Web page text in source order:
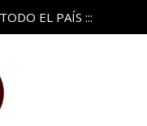
EL PAÍS :::